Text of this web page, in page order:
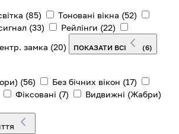
(85) Тоновані вікна (52)
(33) Рейлінги (22)
замка (20) ПОКАЗАТИ ВСІ (6)
(56) Без бічних вікон (17)
Фіксовані (7)
Видвижні (Жабри)